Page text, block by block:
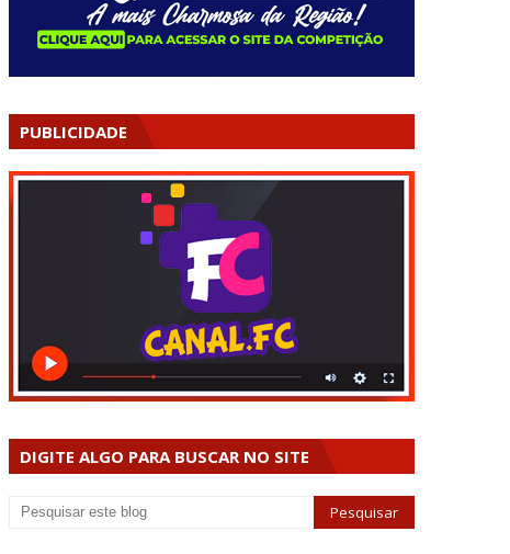
PUBLICIDADE
DIGITE ALGO PARA BUSCAR NO SITE